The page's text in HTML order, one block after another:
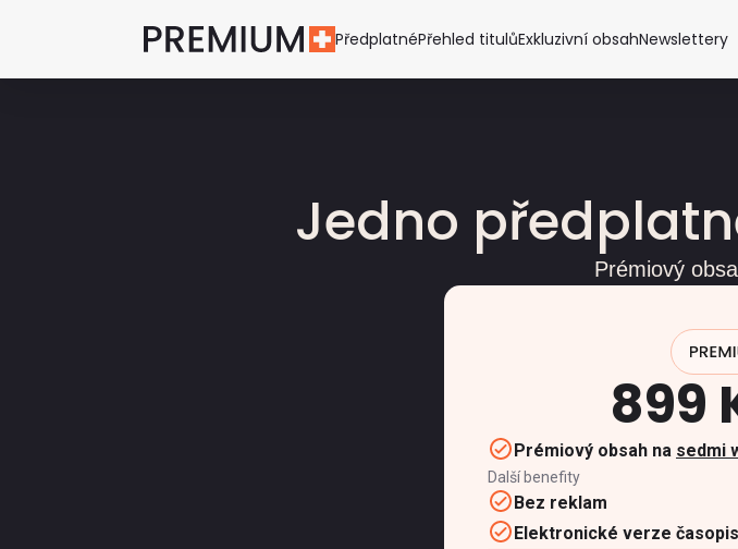
PředplatnéPřehled titulůExkluzivní obsahNewslettery
Jedno
Prémiový
899
Prémiový obsah na sedmi
Další benefity
Bez reklam
Elektronické verze